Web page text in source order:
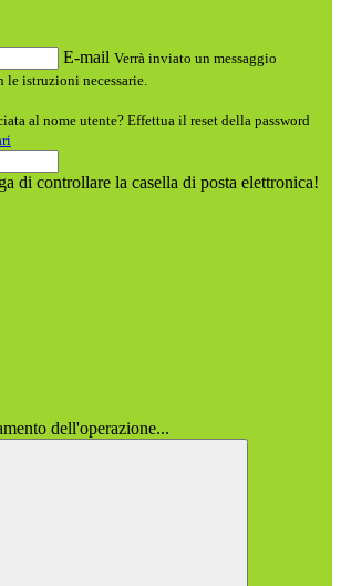
E-mail Verrà inviato un messaggio
istruzioni necessarie.
al nome utente? Effettua il reset della password
di controllare la casella di posta elettronica!
dell'operazione...